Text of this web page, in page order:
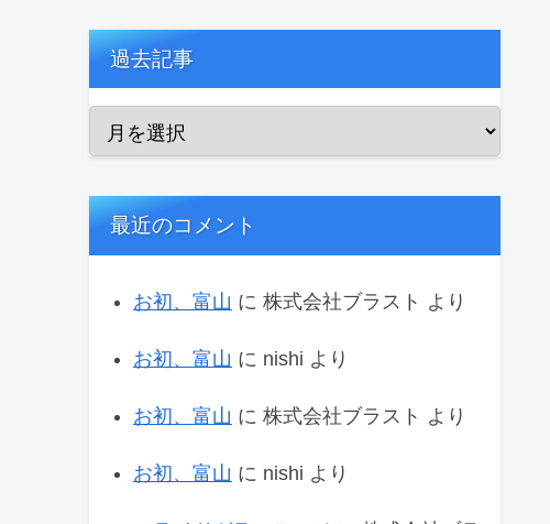
過去記事
最近のコメント
お初、富山 に 株式会社ブラスト より
お初、富山 に nishi より
お初、富山 に 株式会社ブラスト より
お初、富山 に nishi より